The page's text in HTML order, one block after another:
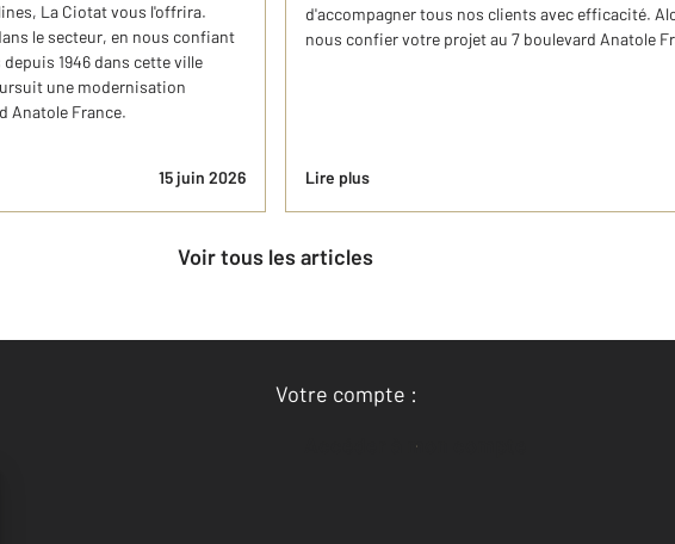
La Ciotat vous l'offrira.
le secteur, en nous confiant
1946 dans cette ville
une modernisation
Anatole France.
15 juin 2026
d'accompagner tous nos clients avec efficacité.
nous confier votre projet au 7 boulevard Anatole
Lire plus
Voir tous les articles
Votre compte :
Accéder à mon compte